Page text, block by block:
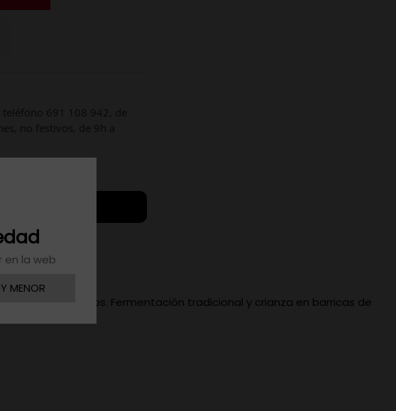
en la web
MENOR
ficha
du Grand Clos. Fermentación tradicional y crianza en barricas de